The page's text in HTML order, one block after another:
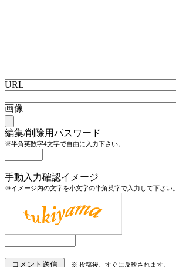
URL
画像
編集/削除用パスワード
※半角英数字4文字で自由に入力下さい。
手動入力確認イメージ
※イメージ内の文字を小文字の半角英字で入力して下さい。
※ 投稿後、すぐに反映されます。